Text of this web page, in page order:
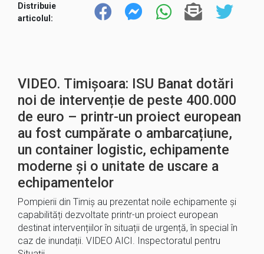
Distribuie
articolul:
VIDEO. Timișoara: ISU Banat dotări
noi de intervenție de peste 400.000
de euro – printr-un proiect european
au fost cumpărate o ambarcațiune,
un container logistic, echipamente
moderne și o unitate de uscare a
echipamentelor
Pompierii din Timiș au prezentat noile echipamente și
capabilități dezvoltate printr-un proiect european
destinat intervențiilor în situații de urgență, în special în
caz de inundații. VIDEO AICI. Inspectoratul pentru